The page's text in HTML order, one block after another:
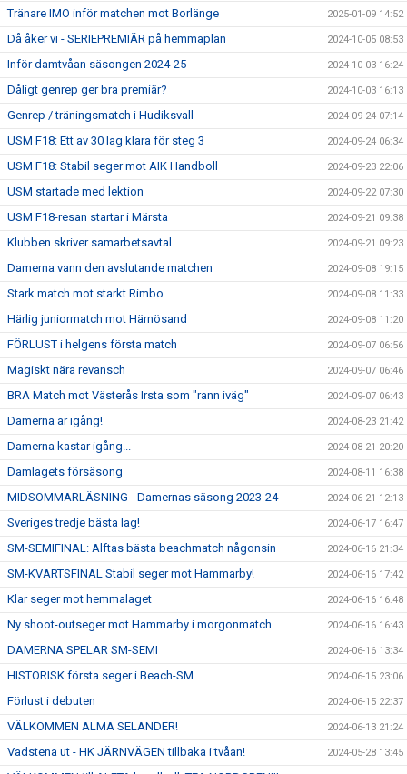
Tränare IMO inför matchen mot Borlänge 2025-01-09 14:52
Då åker vi - SERIEPREMIÄR på hemmaplan 2024-10-05 08:53
Inför damtvåan säsongen 2024-25 2024-10-03 16:24
Dåligt genrep ger bra premiär? 2024-10-03 16:13
Genrep / träningsmatch i Hudiksvall 2024-09-24 07:14
USM F18: Ett av 30 lag klara för steg 3 2024-09-24 06:34
USM F18: Stabil seger mot AIK Handboll 2024-09-23 22:06
USM startade med lektion 2024-09-22 07:30
USM F18-resan startar i Märsta 2024-09-21 09:38
Klubben skriver samarbetsavtal 2024-09-21 09:23
Damerna vann den avslutande matchen 2024-09-08 19:15
Stark match mot starkt Rimbo 2024-09-08 11:33
Härlig juniormatch mot Härnösand 2024-09-08 11:20
FÖRLUST i helgens första match 2024-09-07 06:56
Magiskt nära revansch 2024-09-07 06:46
BRA Match mot Västerås Irsta som "rann iväg" 2024-09-07 06:43
Damerna är igång! 2024-08-23 21:42
Damerna kastar igång... 2024-08-21 20:20
Damlagets försäsong 2024-08-11 16:38
MIDSOMMARLÄSNING - Damernas säsong 2023-24 2024-06-21 12:13
Sveriges tredje bästa lag! 2024-06-17 16:47
SM-SEMIFINAL: Alftas bästa beachmatch någonsin 2024-06-16 21:34
SM-KVARTSFINAL Stabil seger mot Hammarby! 2024-06-16 17:42
Klar seger mot hemmalaget 2024-06-16 16:48
Ny shoot-outseger mot Hammarby i morgonmatch 2024-06-16 16:43
DAMERNA SPELAR SM-SEMI 2024-06-16 13:34
HISTORISK första seger i Beach-SM 2024-06-15 23:06
Förlust i debuten 2024-06-15 22:37
VÄLKOMMEN ALMA SELANDER! 2024-06-13 21:24
Vadstena ut - HK JÄRNVÄGEN tillbaka i tvåan! 2024-05-28 13:45